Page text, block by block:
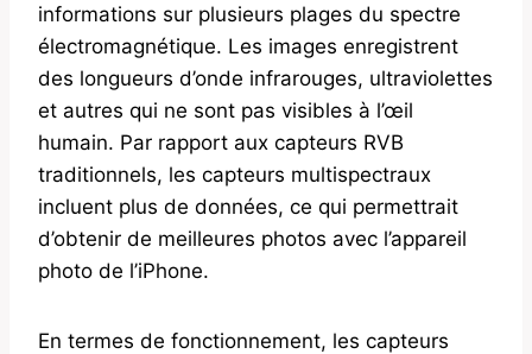
informations sur plusieurs plages du spectre
électromagnétique. Les images enregistrent
des longueurs d’onde infrarouges, ultraviolettes
et autres qui ne sont pas visibles à l’œil
humain. Par rapport aux capteurs RVB
traditionnels, les capteurs multispectraux
incluent plus de données, ce qui permettrait
d’obtenir de meilleures photos avec l’appareil
photo de l’iPhone.
En termes de fonctionnement, les capteurs